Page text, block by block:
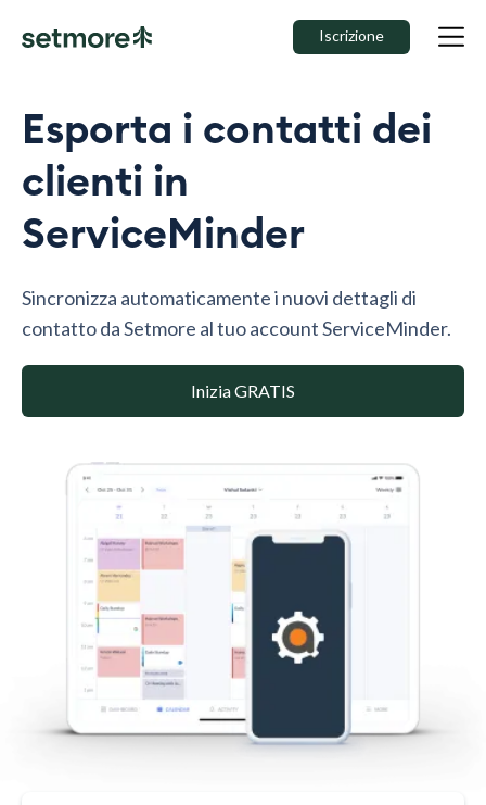
Iscrizione
Esporta i contatti dei
clienti in
ServiceMinder
Sincronizza automaticamente i nuovi dettagli di
contatto da Setmore al tuo account ServiceMinder.
Inizia GRATIS